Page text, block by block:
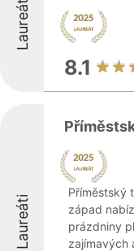
Laureáti
8.1
Laureáti
Příměstský
západ
prázdniny
zajímavých